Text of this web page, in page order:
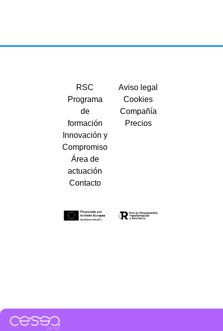
RSC
Programa
de
formación
Innovación y
Compromiso
Área de
actuación
Contacto
Aviso legal
Cookies
Compañía
Precios